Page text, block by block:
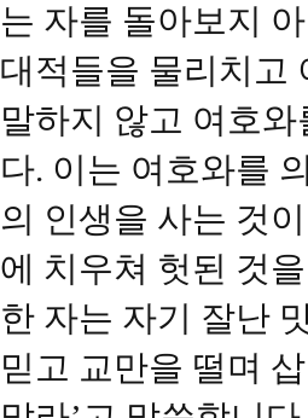
는 자를 돌아보지
대적들을 물리치고
말하지 않고 여호
다. 이는 여호와를
의 인생을 사는 것
에 치우쳐 헛된 것
한 자는 자기 잘난
믿고 교만을 떨며